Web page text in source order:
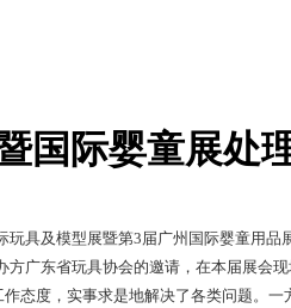
国际婴童展处
具及模型展暨第3届广州国际婴童用
广东省玩具协会的邀请，在本届展会
态度，实事求是地解决了各类问题。